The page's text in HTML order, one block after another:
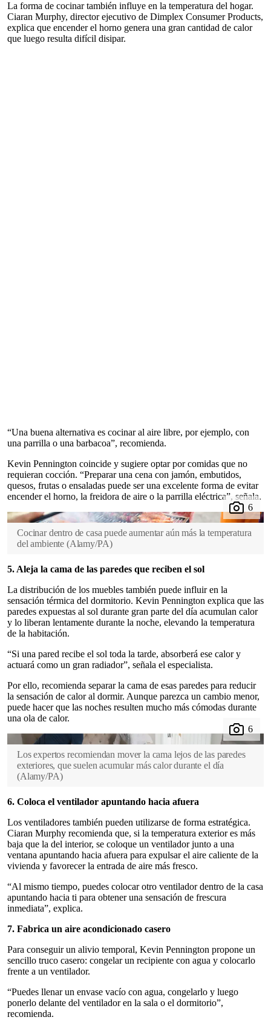
La forma de cocinar también influye en la temperatura del hogar.
Ciaran Murphy, director ejecutivo de Dimplex Consumer Products,
explica que encender el horno genera una gran cantidad de calor
que luego resulta difícil disipar.
“Una buena alternativa es cocinar al aire libre, por ejemplo, con
una parrilla o una barbacoa”, recomienda.
Kevin Pennington coincide y sugiere optar por comidas que no
requieran cocción. “Preparar una cena con jamón, embutidos,
quesos, frutas o ensaladas puede ser una excelente forma de evitar
encender el horno, la freidora de aire o la parrilla eléctrica”, señala.
Cocinar dentro de casa puede aumentar aún más la temperatura
del ambiente (Alamy/PA)
5. Aleja la cama de las paredes que reciben el sol
La distribución de los muebles también puede influir en la
sensación térmica del dormitorio. Kevin Pennington explica que las
paredes expuestas al sol durante gran parte del día acumulan calor
y lo liberan lentamente durante la noche, elevando la temperatura
de la habitación.
“Si una pared recibe el sol toda la tarde, absorberá ese calor y
actuará como un gran radiador”, señala el especialista.
Por ello, recomienda separar la cama de esas paredes para reducir
la sensación de calor al dormir. Aunque parezca un cambio menor,
puede hacer que las noches resulten mucho más cómodas durante
una ola de calor.
Los expertos recomiendan mover la cama lejos de las paredes
exteriores, que suelen acumular más calor durante el día
(Alamy/PA)
6. Coloca el ventilador apuntando hacia afuera
Los ventiladores también pueden utilizarse de forma estratégica.
Ciaran Murphy recomienda que, si la temperatura exterior es más
baja que la del interior, se coloque un ventilador junto a una
ventana apuntando hacia afuera para expulsar el aire caliente de la
vivienda y favorecer la entrada de aire más fresco.
“Al mismo tiempo, puedes colocar otro ventilador dentro de la casa
apuntando hacia ti para obtener una sensación de frescura
inmediata”, explica.
7. Fabrica un aire acondicionado casero
Para conseguir un alivio temporal, Kevin Pennington propone un
sencillo truco casero: congelar un recipiente con agua y colocarlo
frente a un ventilador.
“Puedes llenar un envase vacío con agua, congelarlo y luego
ponerlo delante del ventilador en la sala o el dormitorio”,
recomienda.